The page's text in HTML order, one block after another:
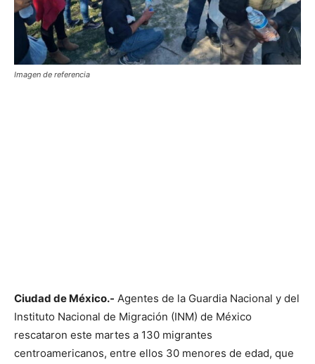
Imagen de referencia
Ciudad de México.- Agentes de la Guardia Nacional y del
Instituto Nacional de Migración (INM) de México
rescataron este martes a 130 migrantes
centroamericanos, entre ellos 30 menores de edad, que